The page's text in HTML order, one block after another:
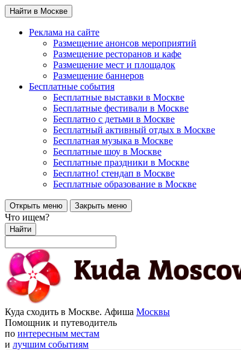
Найти в Москве
Реклама на сайте
Размещение анонсов мероприятий
Размещение ресторанов и кафе
Размещение мест и площадок
Размещение баннеров
Бесплатные события
Бесплатные выставки в Москве
Бесплатные фестивали в Москве
Бесплатно с детьми в Москве
Бесплатный активный отдых в Москве
Бесплатная музыка в Москве
Бесплатные шоу в Москве
Бесплатные праздники в Москве
Бесплатно! стендап в Москве
Бесплатные образование в Москве
Открыть меню Закрыть меню
Что ищем?
Найти
Куда сходить в Москве. Афиша Москвы
Помощник и путеводитель
по интересным местам
и лучшим событиям